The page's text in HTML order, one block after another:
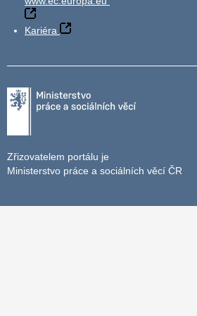
Kariéra
Zřizovatelem portálu je
Ministerstvo práce a sociálních věcí ČR